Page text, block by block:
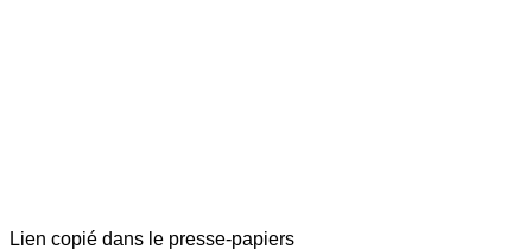
Lien copié dans le presse-papiers